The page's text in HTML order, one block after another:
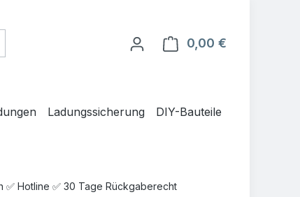
0,00 €
Ladungssicherung
DIY-Bauteile
✅ Hotline ✅ 30 Tage Rückgaberecht